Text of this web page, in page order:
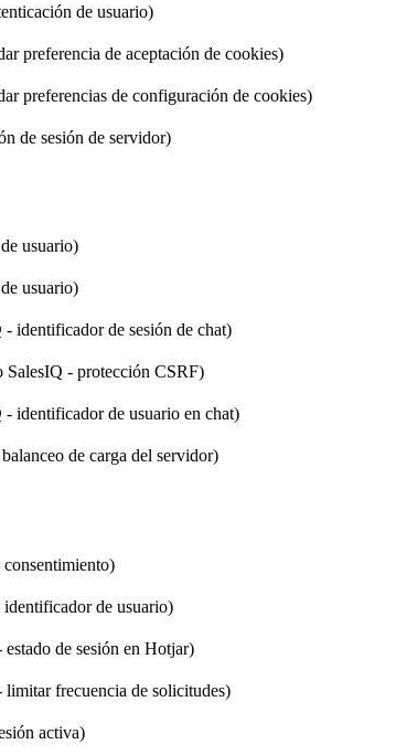
de usuario)
preferencia de aceptación de cookies)
preferencias de configuración de cookies)
de sesión de servidor)
usuario)
usuario)
identificador de sesión de chat)
SalesIQ - protección CSRF)
identificador de usuario en chat)
de carga del servidor)
de usuario)
de sesión en Hotjar)
frecuencia de solicitudes)
activa)